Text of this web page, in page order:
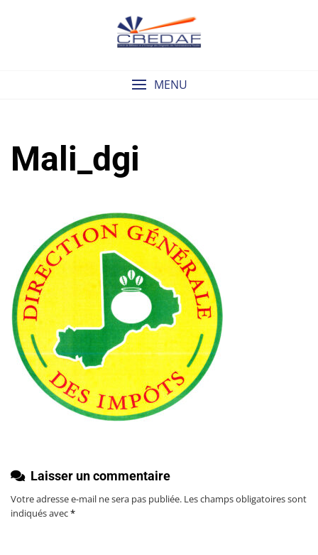
MENU
Mali_dgi
Laisser un commentaire
Votre adresse e-mail ne sera pas publiée. Les champs obligatoires sont
indiqués avec*